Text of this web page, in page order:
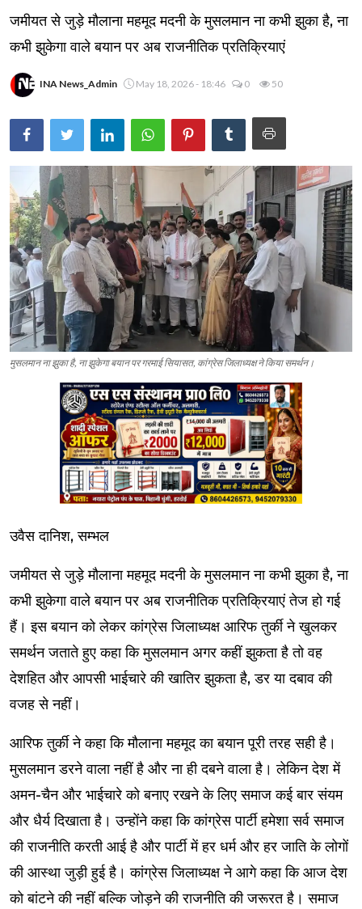
वायरल न्यूज़
जमीयत से जुड़े मौलाना महमूद मदनी के मुसलमान ना कभी झुका है, ना
कभी झुकेगा वाले बयान पर अब राजनीतिक प्रतिक्रियाएं
INA News_Admin May 18, 2026 - 18:46 0 50
मुसलमान ना झुका है, ना झुकेगा बयान पर गरमाई सियासत, कांग्रेस जिलाध्यक्ष ने किया समर्थन।
उवैस दानिश, सम्भल
जमीयत से जुड़े मौलाना महमूद मदनी के मुसलमान ना कभी झुका है, ना
कभी झुकेगा वाले बयान पर अब राजनीतिक प्रतिक्रियाएं तेज हो गई
हैं। इस बयान को लेकर कांग्रेस जिलाध्यक्ष आरिफ तुर्की ने खुलकर
समर्थन जताते हुए कहा कि मुसलमान अगर कहीं झुकता है तो वह
देशहित और आपसी भाईचारे की खातिर झुकता है, डर या दबाव की
वजह से नहीं।
आरिफ तुर्की ने कहा कि मौलाना महमूद का बयान पूरी तरह सही है।
मुसलमान डरने वाला नहीं है और ना ही दबने वाला है। लेकिन देश में
अमन-चैन और भाईचारे को बनाए रखने के लिए समाज कई बार संयम
और धैर्य दिखाता है। उन्होंने कहा कि कांग्रेस पार्टी हमेशा सर्व समाज
की राजनीति करती आई है और पार्टी में हर धर्म और हर जाति के लोगों
की आस्था जुड़ी हुई है। कांग्रेस जिलाध्यक्ष ने आगे कहा कि आज देश
को बांटने की नहीं बल्कि जोड़ने की राजनीति की जरूरत है। समाज